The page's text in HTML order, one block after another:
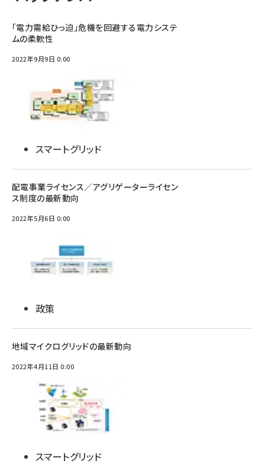
「電力需給ひっ迫」危機を回避する電力システ
ムの柔軟性
2022年9月9日 0:00
スマートグリッド
配電事業ライセンス／アグリゲーターライセン
ス制度の最新動向
2022年5月6日 0:00
政策
地域マイクログリッドの最新動向
2022年4月11日 0:00
スマートグリッド